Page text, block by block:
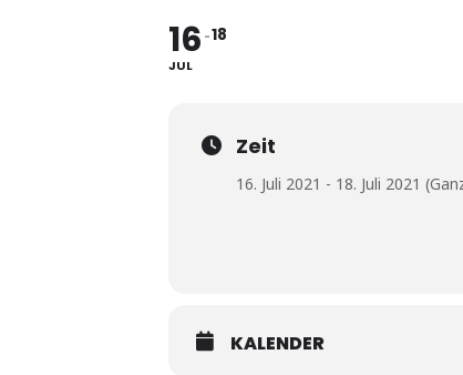
16
JUL
18
Zeit
16. Juli 2021 - 18. Juli 2021
KALENDER